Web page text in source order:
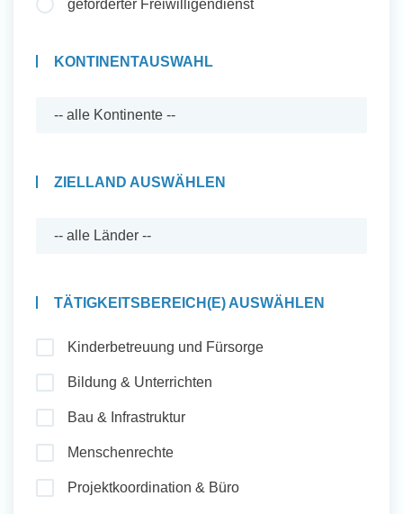
und Sozial Engagieren
Initiativbewerbung
Auslandserfahrung Sammeln
Initiativbewerbung
geförderter Freiwilligendienst
KONTINENTAUSWAHL
ZIELLAND AUSWÄHLEN
TÄTIGKEITSBEREICH(E) AUSWÄHLEN
Kinderbetreuung und Fürsorge
Bildung & Unterrichten
Bau & Infrastruktur
Menschenrechte
Projektkoordination & Büro